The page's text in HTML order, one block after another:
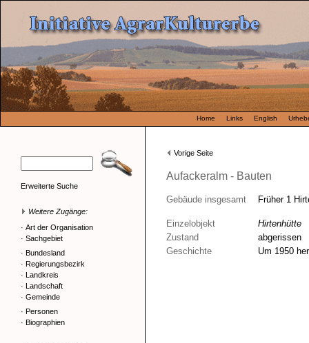
Home Links English
Erweiterte Suche
Weitere Zugänge:
· Art der Organisation
· Sachgebiet
· Bundesland
· Regierungsbezirk
· Landkreis
· Landschaft
· Gemeinde
· Personen
· Biographien
Vorige Seite
Aufackeralm - Bauten
Gebäude insgesamt Früher 1
Einzelobjekt
Hirtenhütte
Zustand
abgerissen
Geschichte
Um 1950